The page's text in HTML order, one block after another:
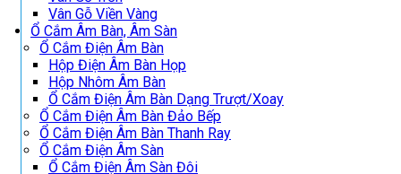
Vân Gỗ Viền Vàng
Ổ Cắm Âm Bàn, Âm Sàn
Ổ Cắm Điện Âm Bàn
Hộp Điện Âm Bàn Họp
Hộp Nhôm Âm Bàn
Ổ Cắm Điện Âm Bàn Dạng Trượt/Xoay
Ổ Cắm Điện Âm Bàn Đảo Bếp
Ổ Cắm Điện Âm Bàn Thanh Ray
Ổ Cắm Điện Âm Sàn
Ổ Cắm Điện Âm Sàn Đôi